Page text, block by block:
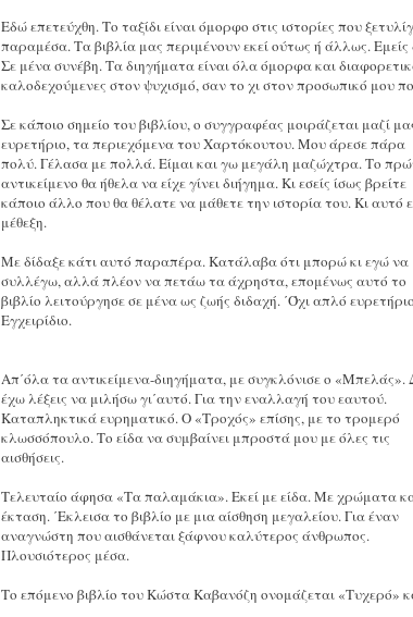
Εδώ επετεύχθη. Το ταξίδι είναι όμορφο στις ιστορίες που
παραμέσα. Τα βιβλία μας περιμένουν εκεί ούτως ή άλλως.
Σε μένα συνέβη. Τα διηγήματα είναι όλα όμορφα και
καλοδεχούμενες στον ψυχισμό, σαν το χι στον προσωπικό μου
Σε κάποιο σημείο του βιβλίου, ο συγγραφέας μοιράζεται μαζί
ευρετήριο, τα περιεχόμενα του Χαρτόκουτου. Μου άρεσε πάρα
πολύ. Γέλασα με πολλά. Είμαι και γω μεγάλη μαζώχτρα. Το
αντικείμενο θα ήθελα να είχε γίνει διήγημα. Κι εσείς ίσως βρείτε
κάποιο άλλο που θα θέλατε να μάθετε την ιστορία του. Κι αυτό
μέθεξη.
Με δίδαξε κάτι αυτό παραπέρα. Κατάλαβα ότι μπορώ κι εγώ να
συλλέγω, αλλά πλέον να πετάω τα άχρηστα, επομένως αυτό το
βιβλίο λειτούργησε σε μένα ως ζωής διδαχή. ΄Όχι απλό
Εγχειρίδιο.
Απ΄όλα τα αντικείμενα-διηγήματα, με συγκλόνισε ο «Μπελάς».
έχω λέξεις να μιλήσω γι΄αυτό. Για την εναλλαγή του εαυτού.
Καταπληκτικά ευρηματικό. Ο «Τροχός» επίσης, με το τρομερό
κλωσσόπουλο. Το είδα να συμβαίνει μπροστά μου με όλες τις
αισθήσεις.
Τελευταίο άφησα «Τα παλαμάκια». Εκεί με είδα. Με χρώματα
έκταση. ΄Εκλεισα το βιβλίο με μια αίσθηση μεγαλείου. Για έναν
αναγνώστη που αισθάνεται ξάφνου καλύτερος άνθρωπος.
Πλουσιότερος μέσα.
Το επόμενο βιβλίο του Κώστα Καβανόζη ονομάζεται «Τυχερό»